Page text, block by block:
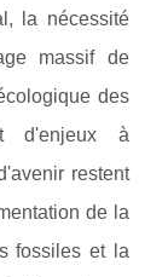
la nécessité
massif de
des
d'enjeux à
restent
de la
fossiles et la